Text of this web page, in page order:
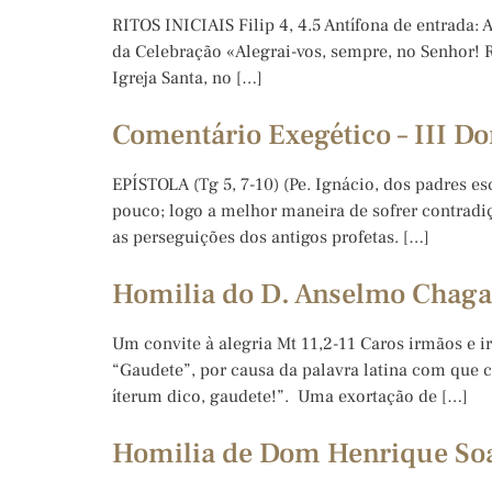
RITOS INICIAIS Filip 4, 4.5 Antífona de
da Celebração «Alegrai-vos, sempre, no Senhor!
Igreja Santa, no […]
Comentário Exegético – III
EPÍSTOLA (Tg 5, 7-10) (Pe. Ignácio, dos padres
pouco; logo a melhor maneira de sofrer
as perseguições dos antigos profetas. […]
Homilia do D. Anselmo
Um convite à alegria Mt 11,2-11 Caros irmãos
“Gaudete”, por causa da palavra latina com
íterum dico, gaudete!”. Uma exortação de […]
Homilia de Dom Henrique